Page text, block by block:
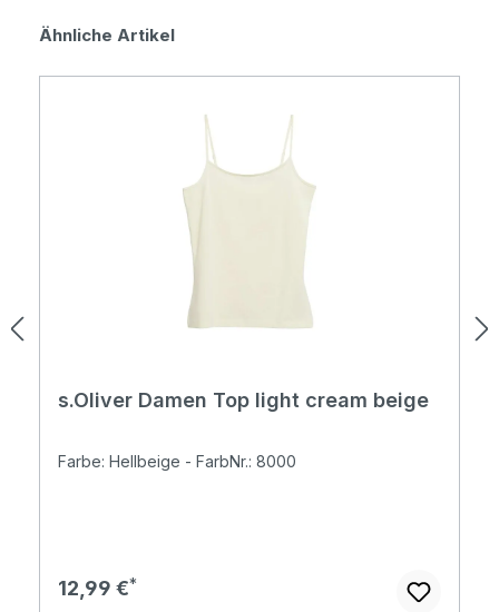
Produktgalerie überspringen
Ähnliche Artikel
s.Oliver Damen Top light cream beige
Farbe: Hellbeige - FarbNr.: 8000
Regulärer Preis:
12,99 €